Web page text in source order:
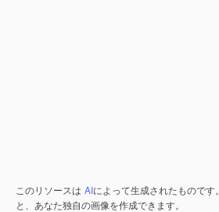
このリソースは AIによって生成されたものです。
と、あなた独自の画像を作成できます。